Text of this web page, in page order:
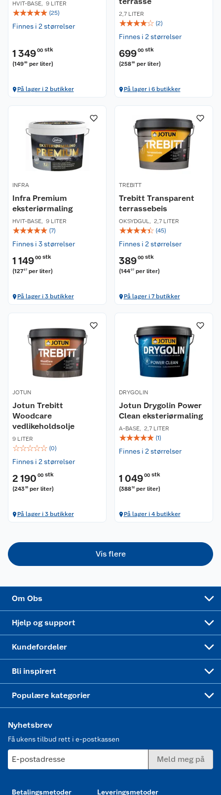
HVIT-BASE, 9 LITER
☆☆☆☆☆ (25)
Finnes i 2 størrelser
1 34900 stk
(14989 per liter)
På lager i 2 butikker
2,7 LITER
☆☆☆☆☆ (2)
Finnes i 2 størrelser
69900 stk
(25889 per liter)
På lager i 6 butikker
INFRA
Infra Premium
eksteriørmaling
HVIT-BASE, 9 LITER
☆☆☆☆☆ (7)
Finnes i 3 størrelser
1 14900 stk
(12767 per liter)
På lager i 3 butikker
TREBITT
Trebitt Transparent
terrassebeis
OKSYDGUL, 2,7 LITER
☆☆☆☆☆ (45)
Finnes i 2 størrelser
38900 stk
(14407 per liter)
På lager i 7 butikker
JOTUN
Jotun Trebitt
Woodcare
vedlikeholdsolje
9 LITER
☆☆☆☆☆ (0)
Finnes i 2 størrelser
2 190 00 stk
(24333 per liter)
På lager i 3 butikker
DRYGOLIN
Jotun Drygolin Power
Clean eksteriørmaling
A-BASE, 2,7 LITER
☆☆☆☆☆ (1)
Finnes i 2 størrelser
1 04900 stk
(38852 per liter)
På lager i 4 butikker
Vis flere
Om Obs
Om oss
Nyheter
Våre merkevarer
Coop kjeder
Ledige stillinger
Sikkerhetsdatablad
Samvirkelag
Virksomheten
Hjelp og support
Kundeservice
Kontakt oss
Angre- og returrett
Reklamasjon og garanti
Ofte stilte spørsmål
Betalingsalternativer
Leveringsalternativer
Kjøpsvilkår
Personvern
Kundefordeler
Åpent kjøp
Retur av el-avfall
Klikk og hent
Matvaregaranti
Bli inspirert
Festdrakter til hele familien
Alt til grillsesongen
Populære kategorier
Trampoline
Hagemøbler og utemøbler
Nyhetsbrev
Få ukens tilbud rett i e-postkassen
E-postadresse Meld meg på
Betalingsmetoder Leveringsmetoder